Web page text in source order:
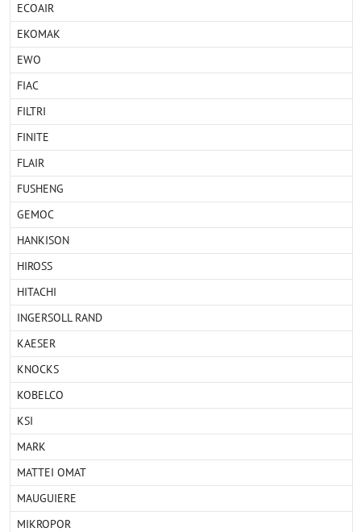
ECOAIR
EKOMAK
EWO
FIAC
FILTRI
FINITE
FLAIR
FUSHENG
GEMOC
HANKISON
HIROSS
HITACHI
INGERSOLL RAND
KAESER
KNOCKS
KOBELCO
KSI
MARK
MATTEI OMAT
MAUGUIERE
MIKROPOR